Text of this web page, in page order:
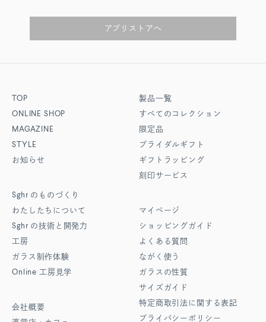
アプリストアへ
TOP
ONLINE SHOP
MAGAZINE
STYLE
お知らせ
Sghr のものづくり
わたしたちについて
Sghr の技術と開発力
工房
ガラス制作体験
Online 工房見学
会社概要
製品一覧
すべてのコレクション
限定品
ブライダルギフト
ギフトラッピング
刻印サービス
マイページ
ショッピングガイド
よくある質問
ながく使う
ガラスの性質
サイズガイド
特定商取引法に関する表記
プライバシーポリシー